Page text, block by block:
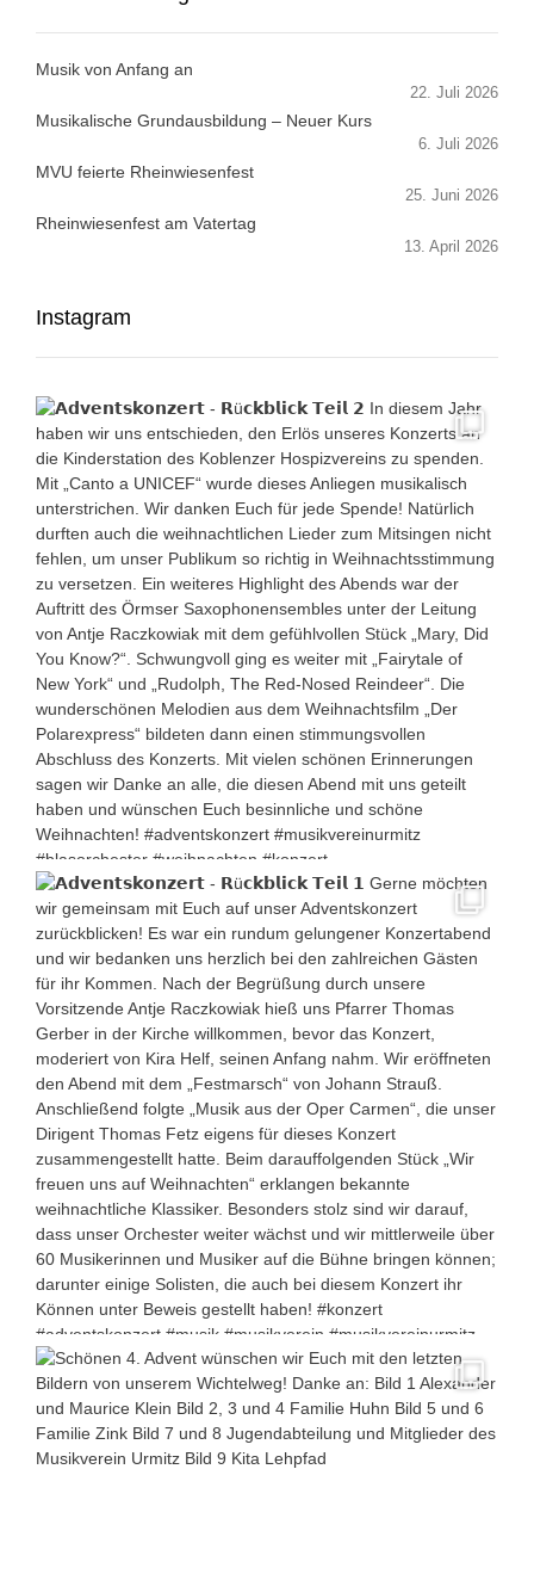
Musik von Anfang an
22. Juli 2026
Musikalische Grundausbildung – Neuer Kurs
6. Juli 2026
MVU feierte Rheinwiesenfest
25. Juni 2026
Rheinwiesenfest am Vatertag
13. April 2026
Instagram